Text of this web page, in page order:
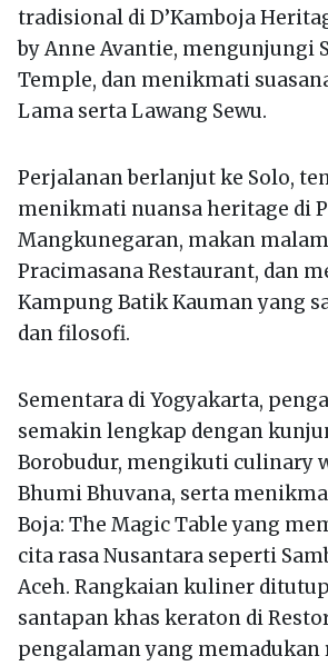
tradisional di D’Kamboja
by Anne Avantie, mengunjungi
Temple, dan menikmati
Lama serta Lawang Sewu.
Perjalanan berlanjut ke Solo,
menikmati nuansa heritage di
Mangkunegaran, makan
Pracimasana Restaurant, dan
Kampung Batik Kauman yang
dan filosofi.
Sementara di Yogyakarta,
semakin lengkap dengan
Borobudur, mengikuti culinary
Bhumi Bhuvana, serta
Boja: The Magic Table yang
cita rasa Nusantara seperti
Aceh. Rangkaian kuliner
santapan khas keraton di
pengalaman yang memadukan